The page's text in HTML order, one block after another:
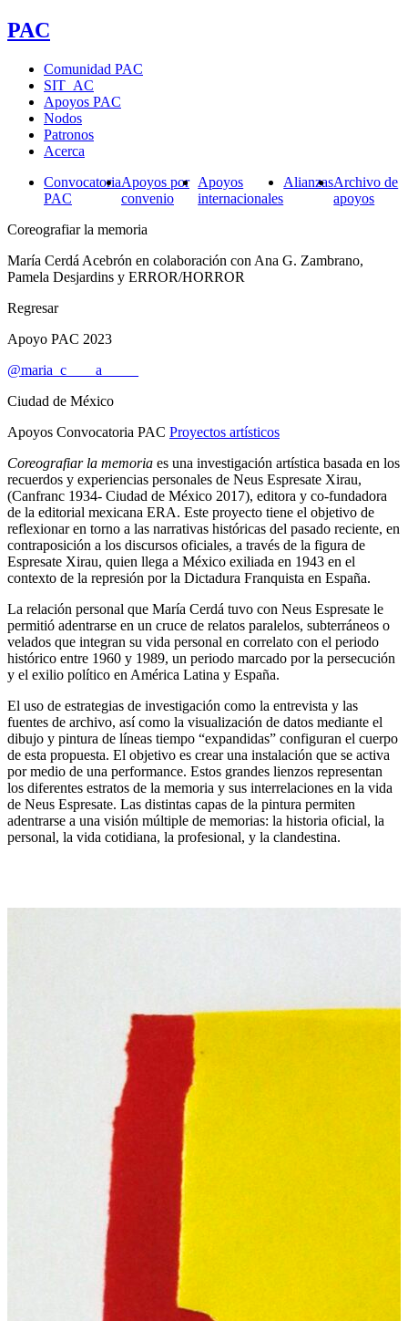
PAC
Comunidad PAC
SIT_AC
Apoyos PAC
Nodos
Patronos
Acerca
Convocatoria
PAC
Apoyos por
convenio
Apoyos
internacionales
AlianzasArchivo de
apoyos
Coreografiar la memoria
María Cerdá Acebrón en colaboración con Ana G. Zambrano,
Pamela Desjardins y ERROR/HORROR
Regresar
Apoyo PAC 2023
@maria_c____a_____
Ciudad de México
Apoyos Convocatoria PAC Proyectos artísticos
Coreografiar la memoria es una investigación artística basada en los
recuerdos y experiencias personales de Neus Espresate Xirau,
(Canfranc 1934- Ciudad de México 2017), editora y co-fundadora
de la editorial mexicana ERA. Este proyecto tiene el objetivo de
reflexionar en torno a las narrativas históricas del pasado reciente, en
contraposición a los discursos oficiales, a través de la figura de
Espresate Xirau, quien llega a México exiliada en 1943 en el
contexto de la represión por la Dictadura Franquista en España.
La relación personal que María Cerdá tuvo con Neus Espresate le
permitió adentrarse en un cruce de relatos paralelos, subterráneos o
velados que integran su vida personal en correlato con el periodo
histórico entre 1960 y 1989, un periodo marcado por la persecución
y el exilio político en América Latina y España.
El uso de estrategias de investigación como la entrevista y las
fuentes de archivo, así como la visualización de datos mediante el
dibujo y pintura de líneas tiempo “expandidas” configuran el cuerpo
de esta propuesta. El objetivo es crear una instalación que se activa
por medio de una performance. Estos grandes lienzos representan
los diferentes estratos de la memoria y sus interrelaciones en la vida
de Neus Espresate. Las distintas capas de la pintura permiten
adentrarse a una visión múltiple de memorias: la historia oficial, la
personal, la vida cotidiana, la profesional, y la clandestina.